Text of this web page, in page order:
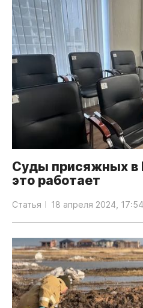
Суды присяжных в
это работает
Статья 18 апреля 2024, 17:54